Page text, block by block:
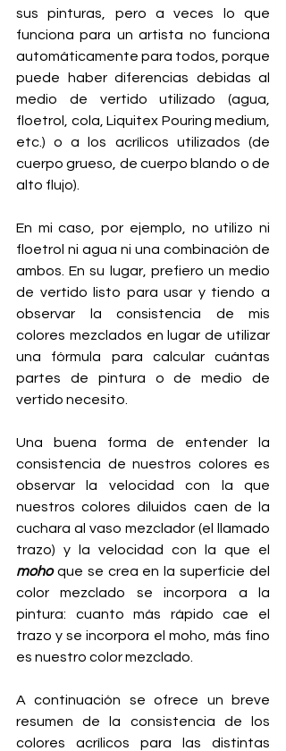
sus pinturas, pero a veces lo que
funciona para un artista no funciona
automáticamente para todos, porque
puede haber diferencias debidas al
medio de vertido utilizado (agua,
floetrol, cola, Liquitex Pouring medium,
etc.) o a los acrílicos utilizados (de
cuerpo grueso, de cuerpo blando o de
alto flujo).
En mi caso, por ejemplo, no utilizo ni
floetrol ni agua ni una combinación de
ambos. En su lugar, prefiero un medio
de vertido listo para usar y tiendo a
observar la consistencia de mis
colores mezclados en lugar de utilizar
una fórmula para calcular cuántas
partes de pintura o de medio de
vertido necesito.
Una buena forma de entender la
consistencia de nuestros colores es
observar la velocidad con la que
nuestros colores diluidos caen de la
cuchara al vaso mezclador (el llamado
moho que se crea en la superficie del
color mezclado se incorpora a la
pintura: cuanto más rápido cae el
trazo y se incorpora el moho, más fino
es nuestro color mezclado.
A continuación se ofrece un breve
resumen de la consistencia de los
colores acrílicos para las distintas